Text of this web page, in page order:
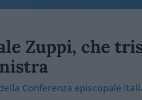
Zuppi, che
Conferenza episcopale